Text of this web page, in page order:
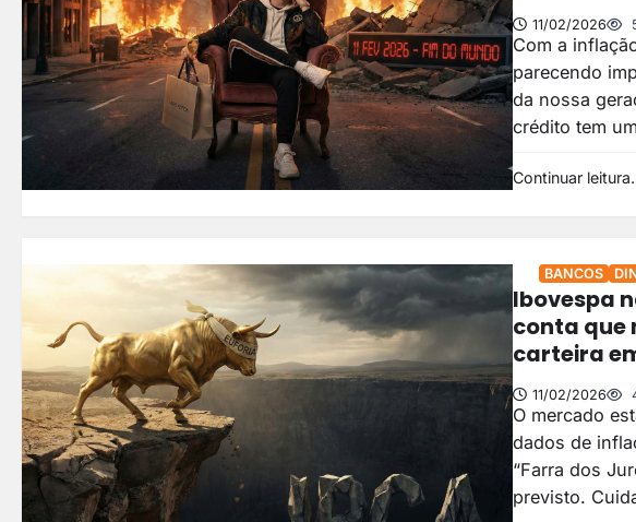
11/02/2026
Com a
parecendo
da nossa
crédito tem
Continuar
BANCOS
Ibovespa
conta que
carteira
11/02/2026
O mercado
dados de
“Farra dos
previsto.